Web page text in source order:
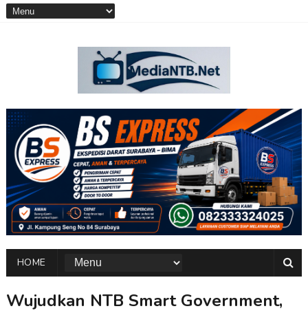
HOME
Wujudkan NTB Smart Government,